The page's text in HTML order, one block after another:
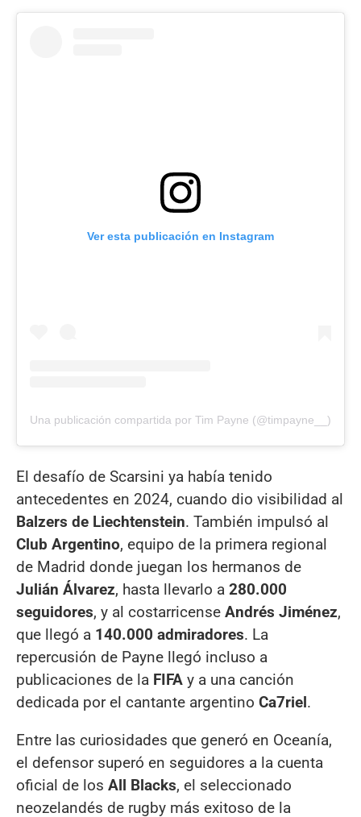
Ver esta publicación en Instagram
Una publicación compartida por Tim Payne (@timpayne__)
El desafío de Scarsini ya había tenido
antecedentes en 2024, cuando dio visibilidad al
Balzers de Liechtenstein. También impulsó al
Club Argentino, equipo de la primera regional
de Madrid donde juegan los hermanos de
Julián Álvarez, hasta llevarlo a 280.000
seguidores, y al costarricense Andrés Jiménez,
que llegó a 140.000 admiradores. La
repercusión de Payne llegó incluso a
publicaciones de la FIFA y a una canción
dedicada por el cantante argentino Ca7riel.
Entre las curiosidades que generó en Oceanía,
el defensor superó en seguidores a la cuenta
oficial de los All Blacks, el seleccionado
neozelandés de rugby más exitoso de la